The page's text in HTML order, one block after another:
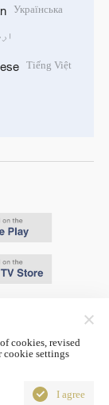
Українська
Tiếng Việt
cookies, revised
cookie settings
I agree